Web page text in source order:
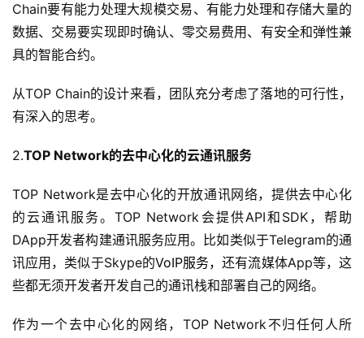
Chain要有能力处理大规模交易、有能力处理和存储大量的
数据、交易要实现即时确认、零交易费用、有安全和弹性兼
具的智能合约。
从TOP Chain的设计来看，团队充分考虑了落地的可行性，
有深入的思考。
2.TOP Network的去中心化的云通讯服务
TOP Network是去中心化的开放通讯网络，提供去中心化
的云通讯服务。TOP Network会提供API和SDK，帮助
DApp开发者构建通讯服务应用。比如类似于Telegram的通
讯应用，类似于Skype的VoIP服务，还有流媒体App等，这
些都无须开发者开发自己的通讯栈和部署自己的网络。
作为一个去中心化的网络，TOP Network不归任何人所